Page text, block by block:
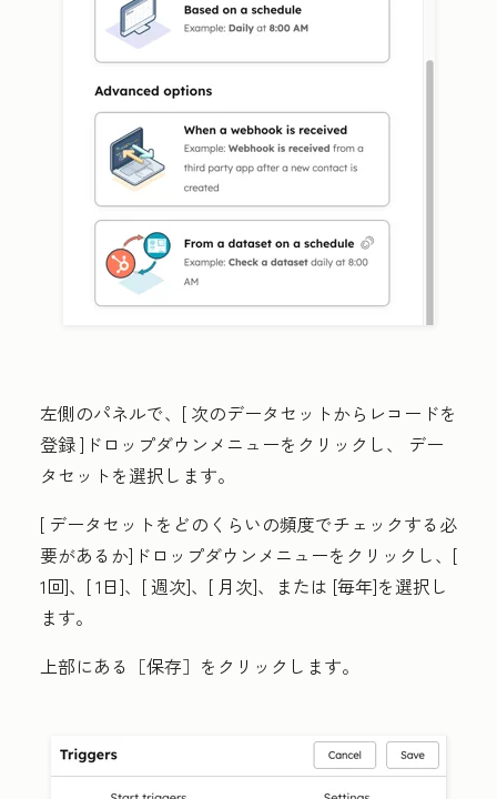
左側のパネルで、[ 次のデータセットからレコードを
登録]ドロップダウンメニューをクリックし、 デー
タセットを選択します。
[ データセットをどのくらいの頻度でチェックする必
要があるか]ドロップダウンメニューをクリックし、[
1回]、[1日]、[週次]、[ 月次]、または [毎年]を選択し
ます。
上部にある［保存］をクリックします。